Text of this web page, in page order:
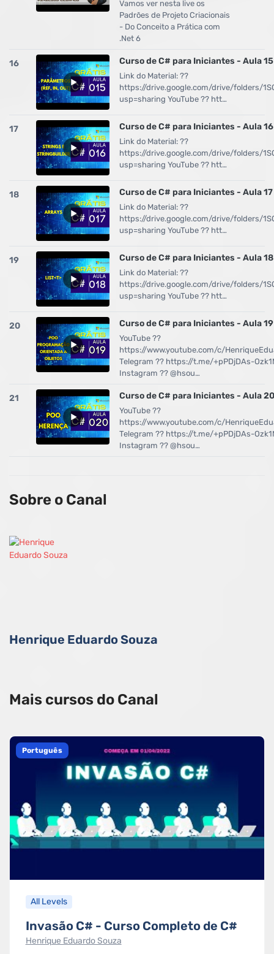
Vamos ver nesta live os
Padrões de Projeto Criacionais
- Do Conceito a Prática com
.Net 6
16 Curso de C# para Iniciantes - Aula 15
Link do Material: ??
https://drive.google.com/drive/folders/
usp=sharing YouTube ?? htt…
17 Curso de C# para Iniciantes - Aula 16
Link do Material: ??
https://drive.google.com/drive/folders/
usp=sharing YouTube ?? htt…
18 Curso de C# para Iniciantes - Aula 17
Link do Material: ??
https://drive.google.com/drive/folders/
usp=sharing YouTube ?? htt…
19 Curso de C# para Iniciantes - Aula 18
Link do Material: ??
https://drive.google.com/drive/folders/
usp=sharing YouTube ?? htt…
20 Curso de C# para Iniciantes - Aula 19
YouTube ??
https://www.youtube.com/c/
Telegram ?? https://t.me/+pPDjDAs-
Instagram ?? @hsou…
21 Curso de C# para Iniciantes - Aula 20
YouTube ??
https://www.youtube.com/c/
Telegram ?? https://t.me/+pPDjDAs-
Instagram ?? @hsou…
Sobre o Canal
Henrique Eduardo Souza
Mais cursos do Canal
Português
All Levels
Invasão C# - Curso Completo de C#
Henrique Eduardo Souza